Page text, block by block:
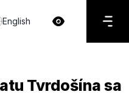
English
Tvrdošína sa